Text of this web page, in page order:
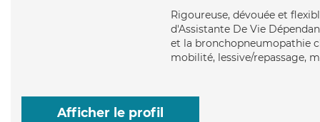
Rigoureuse, dévouée et
d'Assistante De Vie
et la bronchopneumopathie
mobilité, lessive/repassage,
Afficher le profil